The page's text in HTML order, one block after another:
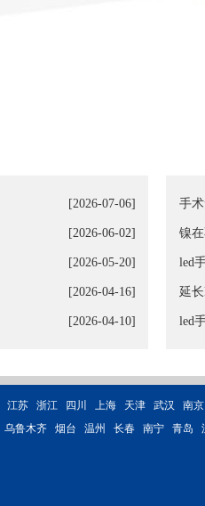
[2026-07-06]
[2026-06-02]
[2026-05-20]
[2026-04-16]
[2026-04-10]
手
镍
led
延
led
江苏 浙江 四川 上海 天津 武汉
南京
乌鲁木齐 烟台 温州 长春 南宁 青岛